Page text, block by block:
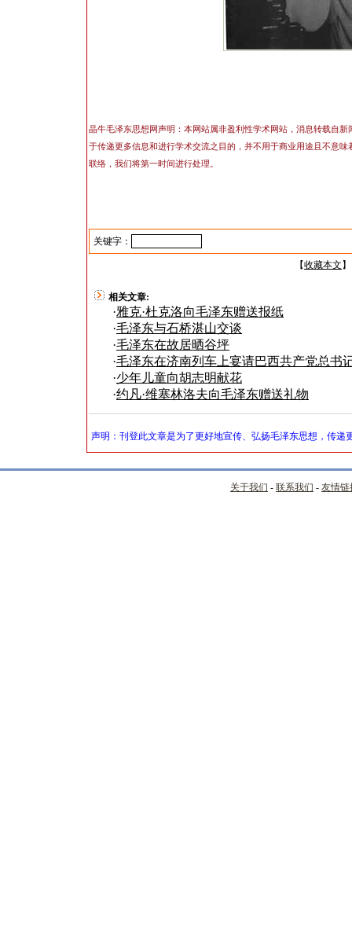
晶牛毛泽东思想网声明：本网站属非盈利性学术网站，消息转载自
于传递更多信息和进行学术交流之目的，并不用于商业用途且不意
联络，我们将第一时间进行处理。
关键字：
【收藏本文
相关文章:
·雅克·杜克洛向毛泽东赠送报纸
·毛泽东与石桥湛山交谈
·毛泽东在故居晒谷坪
·毛泽东在济南列车上宴请巴西共产党总书
·少年儿童向胡志明献花
·约凡·维塞林洛夫向毛泽东赠送礼物
声明：刊登此文章是为了更好地宣传、弘扬毛泽东思想，传递
关于我们 - 联系我们 - 友情链